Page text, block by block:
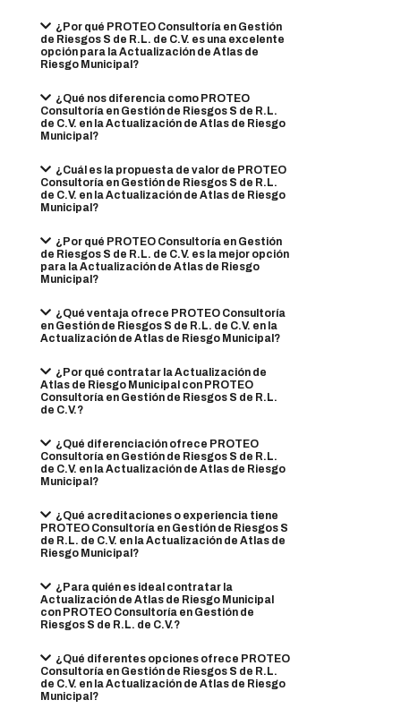
¿Por qué PROTEO Consultoría en Gestión
de Riesgos S de R.L. de C.V. es una excelente
opción para la Actualización de Atlas de
Riesgo Municipal?
¿Qué nos diferencia como PROTEO
Consultoría en Gestión de Riesgos S de R.L.
de C.V. en la Actualización de Atlas de Riesgo
Municipal?
¿Cuál es la propuesta de valor de PROTEO
Consultoría en Gestión de Riesgos S de R.L.
de C.V. en la Actualización de Atlas de Riesgo
Municipal?
¿Por qué PROTEO Consultoría en Gestión
de Riesgos S de R.L. de C.V. es la mejor opción
para la Actualización de Atlas de Riesgo
Municipal?
¿Qué ventaja ofrece PROTEO Consultoría
en Gestión de Riesgos S de R.L. de C.V. en la
Actualización de Atlas de Riesgo Municipal?
¿Por qué contratar la Actualización de
Atlas de Riesgo Municipal con PROTEO
Consultoría en Gestión de Riesgos S de R.L.
de C.V.?
¿Qué diferenciación ofrece PROTEO
Consultoría en Gestión de Riesgos S de R.L.
de C.V. en la Actualización de Atlas de Riesgo
Municipal?
¿Qué acreditaciones o experiencia tiene
PROTEO Consultoría en Gestión de Riesgos S
de R.L. de C.V. en la Actualización de Atlas de
Riesgo Municipal?
¿Para quién es ideal contratar la
Actualización de Atlas de Riesgo Municipal
con PROTEO Consultoría en Gestión de
Riesgos S de R.L. de C.V.?
¿Qué diferentes opciones ofrece PROTEO
Consultoría en Gestión de Riesgos S de R.L.
de C.V. en la Actualización de Atlas de Riesgo
Municipal?